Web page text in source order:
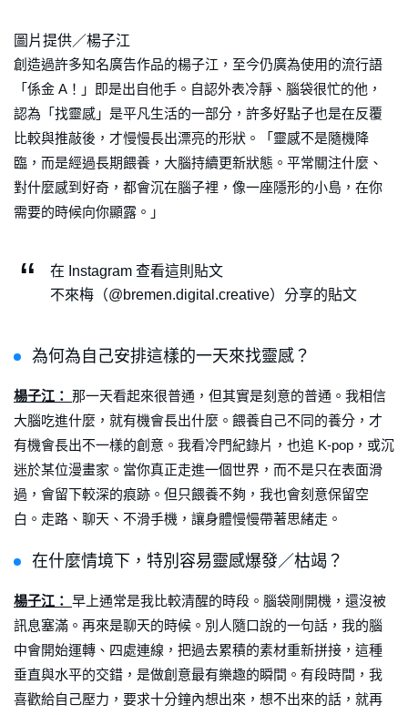
圖片提供／楊子江
創造過許多知名廣告作品的楊子江，至今仍廣為使用的流行語
「係金 A！」即是出自他手。自認外表冷靜、腦袋很忙的他，
認為「找靈感」是平凡生活的一部分，許多好點子也是在反覆
比較與推敲後，才慢慢長出漂亮的形狀。「靈感不是隨機降
臨，而是經過長期餵養，大腦持續更新狀態。平常關注什麼、
對什麼感到好奇，都會沉在腦子裡，像一座隱形的小島，在你
需要的時候向你顯露。」
在 Instagram 查看這則貼文
不來梅（@bremen.digital.creative）分享的貼文
為何為自己安排這樣的一天來找靈感？
楊子江： 那一天看起來很普通，但其實是刻意的普通。我相信
大腦吃進什麼，就有機會長出什麼。餵養自己不同的養分，才
有機會長出不一樣的創意。我看冷門紀錄片，也追 K-pop，或沉
迷於某位漫畫家。當你真正走進一個世界，而不是只在表面滑
過，會留下較深的痕跡。但只餵養不夠，我也會刻意保留空
白。走路、聊天、不滑手機，讓身體慢慢帶著思緒走。
在什麼情境下，特別容易靈感爆發／枯竭？
楊子江： 早上通常是我比較清醒的時段。腦袋剛開機，還沒被
訊息塞滿。再來是聊天的時候。別人隨口說的一句話，我的腦
中會開始運轉、四處連線，把過去累積的素材重新拼接，這種
垂直與水平的交錯，是做創意最有樂趣的瞬間。有段時間，我
喜歡給自己壓力，要求十分鐘內想出來，想不出來的話，就再